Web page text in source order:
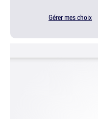
Gérer mes choix